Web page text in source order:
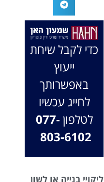
בלי לחשוב
פעמיים, הקשיב
לי ולקח את התיק
שלי פרו בונו מכל
הלב.
לך המון הצלחה
בהמשך. תמיד
כאן בשבילך.
בברכה, משרד
עו"ד שמעון האן
ונוטריון
כדי לקבל שיחת
ייעוץ
באפשרותך
לחייג עכשיו
לטלפון 077-
803-6102
ליקויי בנייה או לשון